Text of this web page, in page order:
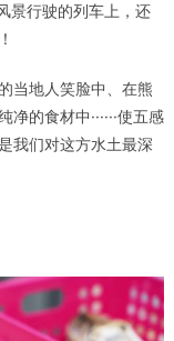
景行驶的列车上，还
当地人笑脸中、在熊
的食材中······使五感
我们对这方水土最深